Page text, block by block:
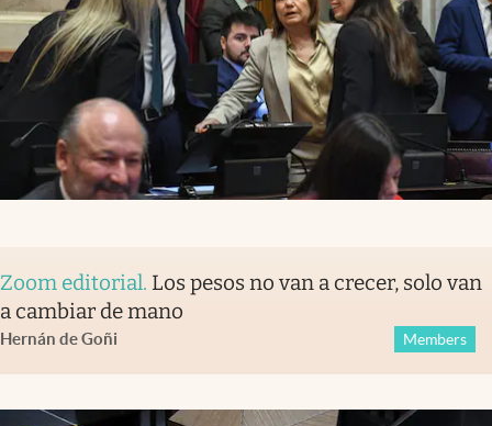
Zoom editorial. Los pesos no van a crecer, solo van
a cambiar de mano
Hernán de Goñi Members